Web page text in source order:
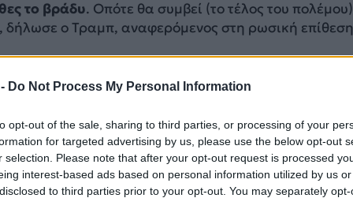
Do Not Process My Personal Information
opt-out of the sale, sharing to third parties, or processing of your
for targeted advertising by us, please use the below opt-out
selection. Please note that after your opt-out request is processed
interest-based ads based on personal information utilized by us
to third parties prior to your opt-out. You may separately
το βράδυ. Οπότε θα συμβεί (το τέλος του
δήλωσε ο Τραμπ, αναφερόμενος στη ρωσική
αφού κατέθεσε σήμερα κόκκινα τριαντάφυλλα
Πούτιν αναμένεται να μεταβεί στην Κίνα
Σι την επόμενη εβδομάδα. Ο εκπρόσωπος του
στους δημοσιογράφους ότι οι ακριβείς